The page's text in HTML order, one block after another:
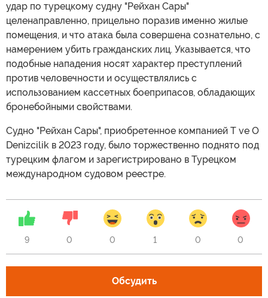
удар по турецкому судну "Рейхан Сары"
целенаправленно, прицельно поразив именно жилые
помещения, и что атака была совершена сознательно, с
намерением убить гражданских лиц. Указывается, что
подобные нападения носят характер преступлений
против человечности и осуществлялись с
использованием кассетных боеприпасов, обладающих
бронебойными свойствами.
Судно "Рейхан Сары", приобретенное компанией T ve O
Denizcilik в 2023 году, было торжественно поднято под
турецким флагом и зарегистрировано в Турецком
международном судовом реестре.
9 0 0 1 0 0
Обсудить